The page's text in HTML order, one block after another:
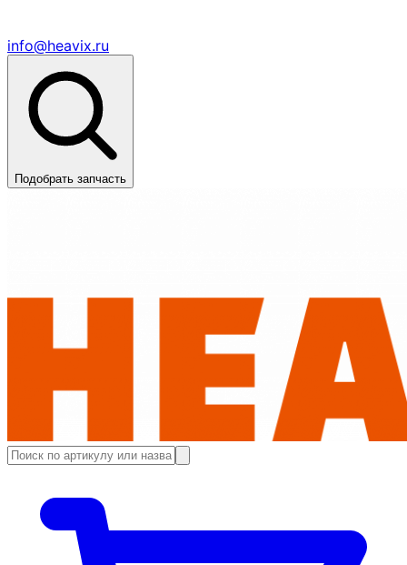
info@heavix.ru
Подобрать запчасть